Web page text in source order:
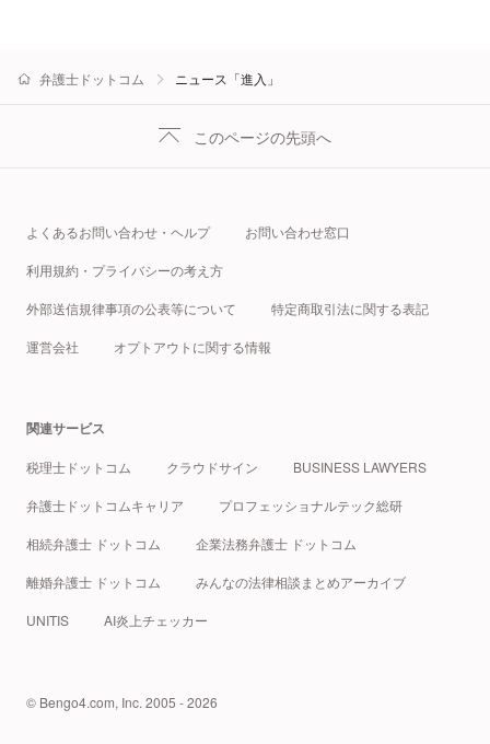
弁護士ドットコム ニュース「進入」
このページの先頭へ
よくあるお問い合わせ・ヘルプ お問い合わせ窓口
利用規約・プライバシーの考え方
外部送信規律事項の公表等について 特定商取引法に関する表記
運営会社 オプトアウトに関する情報
関連サービス
税理士ドットコム クラウドサイン BUSINESS LAWYERS
弁護士ドットコムキャリア プロフェッショナルテック総研
相続弁護士 ドットコム 企業法務弁護士 ドットコム
離婚弁護士 ドットコム みんなの法律相談まとめアーカイブ
UNITIS AI炎上チェッカー
© Bengo4.com, Inc. 2005 - 2026